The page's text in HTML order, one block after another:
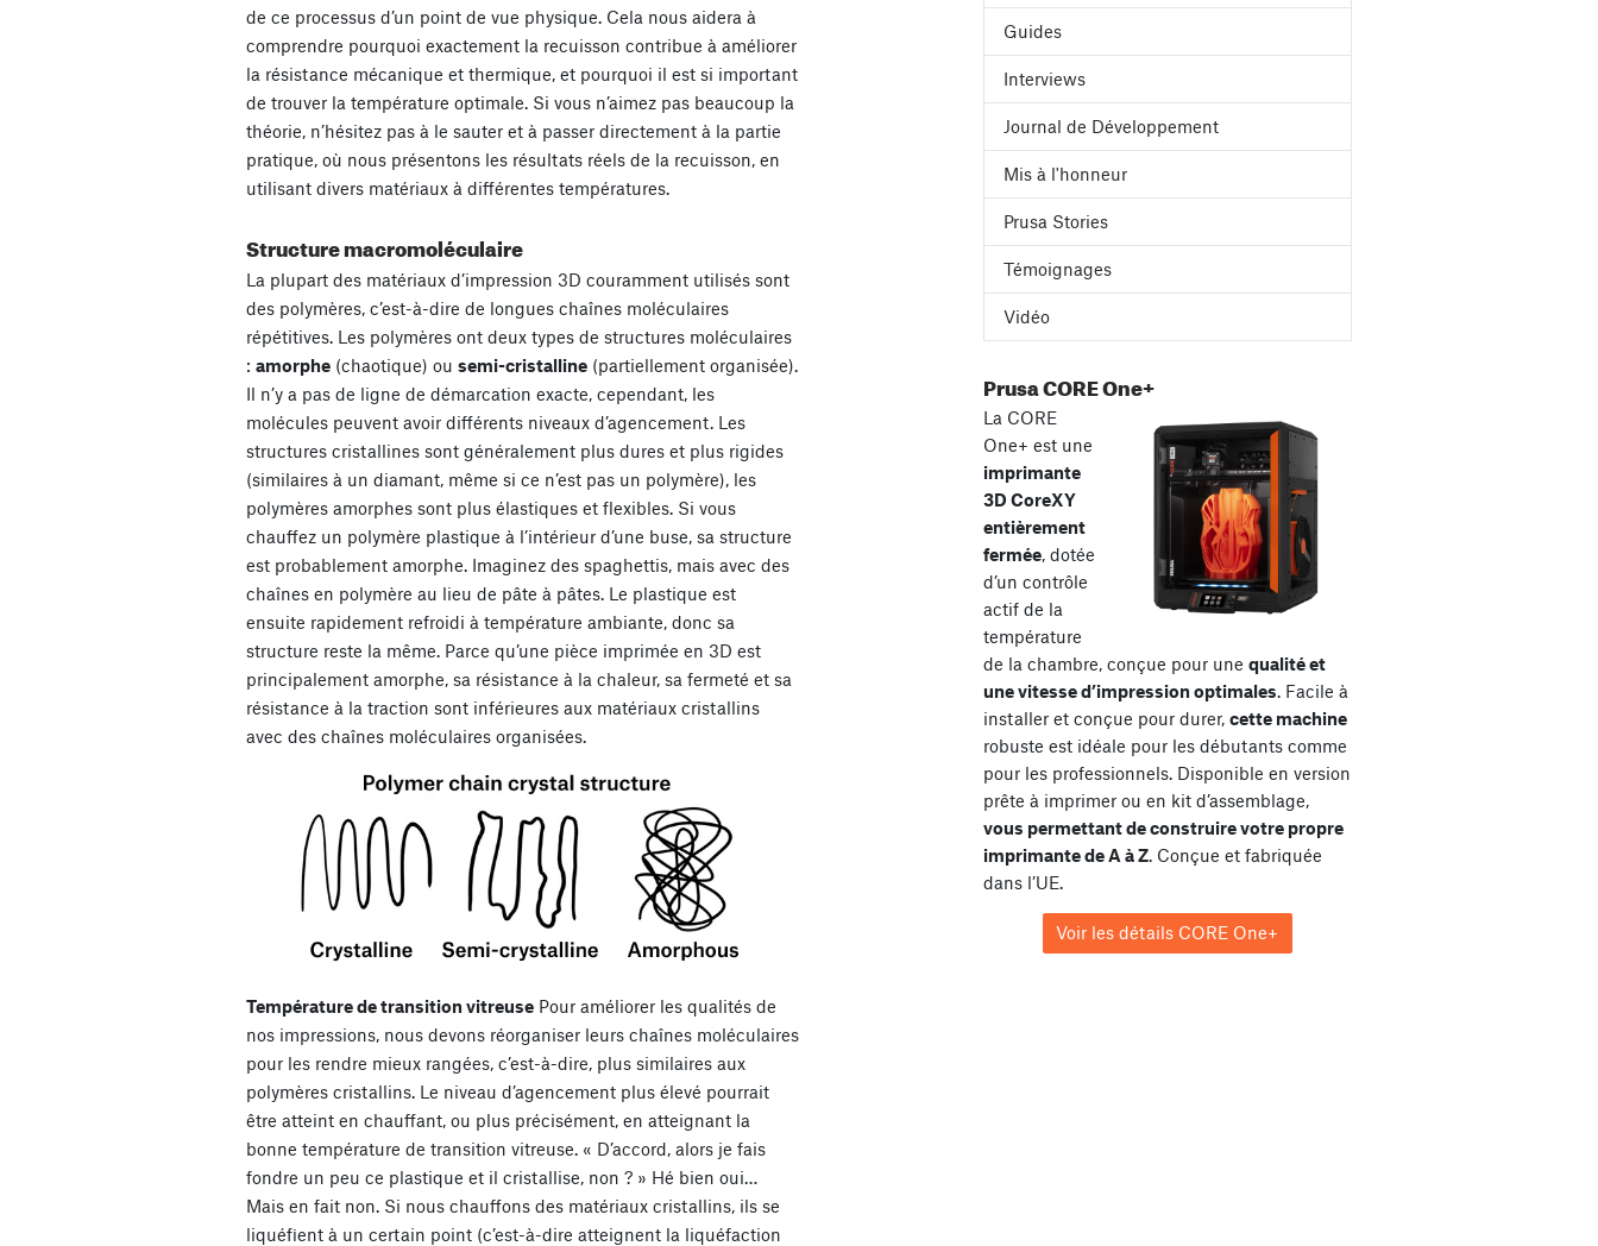
de ce processus d’un point de vue physique. Cela nous aidera à
comprendre pourquoi exactement la recuisson contribue à améliorer
la résistance mécanique et thermique, et pourquoi il est si important
de trouver la température optimale. Si vous n’aimez pas beaucoup la
théorie, n’hésitez pas à le sauter et à passer directement à la partie
pratique, où nous présentons les résultats réels de la recuisson, en
utilisant divers matériaux à différentes températures.
Structure macromoléculaire
La plupart des matériaux d’impression 3D couramment utilisés sont
des polymères, c’est-à-dire de longues chaînes moléculaires
répétitives. Les polymères ont deux types de structures moléculaires
: amorphe (chaotique) ou semi-cristalline (partiellement organisée).
Il n’y a pas de ligne de démarcation exacte, cependant, les
molécules peuvent avoir différents niveaux d’agencement. Les
structures cristallines sont généralement plus dures et plus rigides
(similaires à un diamant, même si ce n’est pas un polymère), les
polymères amorphes sont plus élastiques et flexibles. Si vous
chauffez un polymère plastique à l’intérieur d’une buse, sa structure
est probablement amorphe. Imaginez des spaghettis, mais avec des
chaînes en polymère au lieu de pâte à pâtes. Le plastique est
ensuite rapidement refroidi à température ambiante, donc sa
structure reste la même. Parce qu’une pièce imprimée en 3D est
principalement amorphe, sa résistance à la chaleur, sa fermeté et sa
résistance à la traction sont inférieures aux matériaux cristallins
avec des chaînes moléculaires organisées.
Température de transition vitreuse Pour améliorer les qualités de
nos impressions, nous devons réorganiser leurs chaînes moléculaires
pour les rendre mieux rangées, c’est-à-dire, plus similaires aux
polymères cristallins. Le niveau d’agencement plus élevé pourrait
être atteint en chauffant, ou plus précisément, en atteignant la
bonne température de transition vitreuse. « D’accord, alors je fais
fondre un peu ce plastique et il cristallise, non ? » Hé bien oui…
Mais en fait non. Si nous chauffons des matériaux cristallins, ils se
liquéfient à un certain point (c’est-à-dire atteignent la liquéfaction
Guides
Interviews
Journal de Développement
Mis à l'honneur
Prusa Stories
Témoignages
Vidéo
Prusa CORE One+
La CORE
One+ est une
imprimante
3D CoreXY
entièrement
fermée, dotée
d’un contrôle
actif de la
température
de la chambre, conçue pour une qualité et
une vitesse d’impression optimales. Facile à
installer et conçue pour durer, cette machine
robuste est idéale pour les débutants comme
pour les professionnels. Disponible en version
prête à imprimer ou en kit d’assemblage,
vous permettant de construire votre propre
imprimante de A à Z. Conçue et fabriquée
dans l’UE.
Voir les détails CORE One+